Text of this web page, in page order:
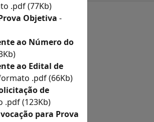
.pdf (77Kb)
Objetiva -
ao Número do
ao Edital de
.pdf (66Kb)
de
.pdf (123Kb)
para Prova